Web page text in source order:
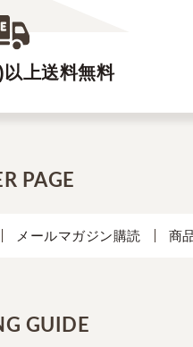
上送料無料
PAGE
メールマガジン購読 商
GUIDE